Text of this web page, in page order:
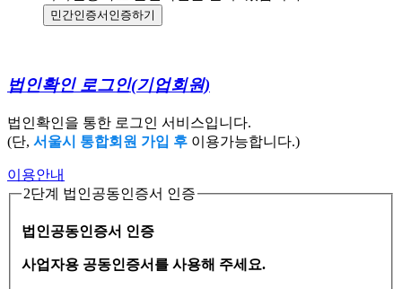
민간인증서 인증하기
법인확인 로그인(기업회원)
법인확인을 통한 로그인 서비스입니다.
(단, 서울시 통합회원 가입 후 이용가능합니다.)
이용안내
2단계 법인공동인증서 인증
법인공동인증서 인증
사업자용 공동인증서를 사용해 주세요.